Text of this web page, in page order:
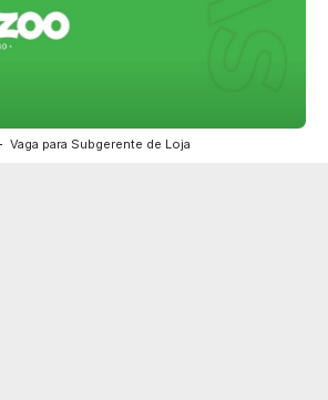
Vaga para Subgerente de Loja